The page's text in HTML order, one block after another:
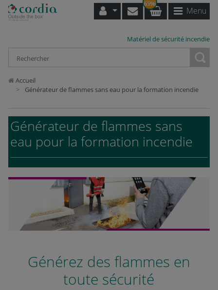
6596
Menu
Matériel de sécurité incendie
Accueil
Générateur de flammes sans eau pour la formation incendie
Générateur de flammes sans
eau pour la formation incendie
Générez des flammes en
toute sécurité